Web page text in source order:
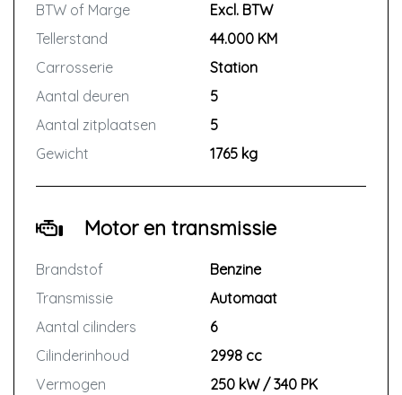
BTW of Marge
Excl. BTW
Tellerstand
44.000 KM
Carrosserie
Station
Aantal deuren
5
Aantal zitplaatsen
5
Gewicht
1765 kg
Motor en transmissie
Brandstof
Benzine
Transmissie
Automaat
Aantal cilinders
6
Cilinderinhoud
2998 cc
Vermogen
250 kW / 340 PK